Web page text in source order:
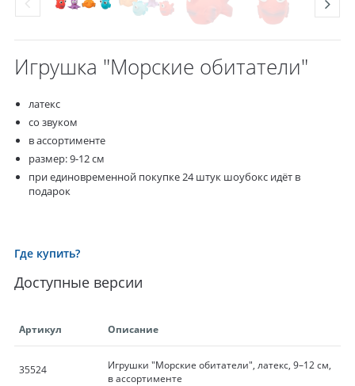
Игрушка "Морские обитатели"
латекс
со звуком
в ассортименте
размер: 9-12 см
при единовременной покупке 24 штук шоубокс идёт в
подарок
Где купить?
Доступные версии
Артикул Описание
35524
Игрушки "Морские обитатели", латекс, 9–12 см,
в ассортименте